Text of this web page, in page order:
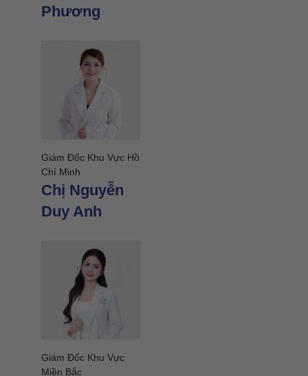
Phương
Giám Đốc Khu Vực Hồ
Chí Minh
Chị Nguyễn
Duy Anh
Giám Đốc Khu Vực
Miền Bắc